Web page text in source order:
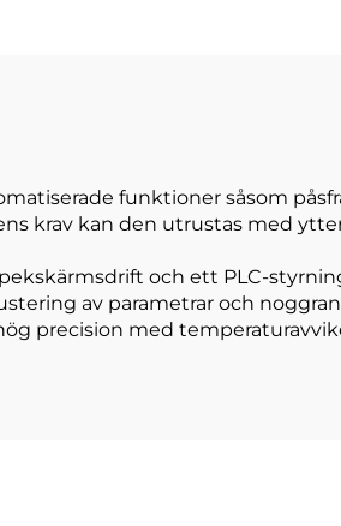
funktioner såsom
krav kan den utrustas med
och ett PLC-
av parametrar och
precision med